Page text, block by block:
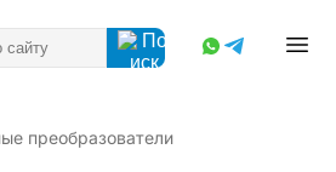
преобразователи